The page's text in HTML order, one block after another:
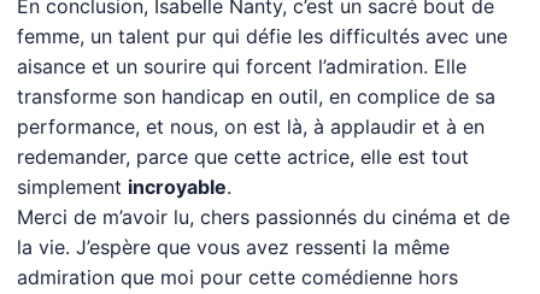
En conclusion, Isabelle Nanty, c’est un sacré bout de
femme, un talent pur qui défie les difficultés avec une
aisance et un sourire qui forcent l’admiration. Elle
transforme son handicap en outil, en complice de sa
performance, et nous, on est là, à applaudir et à en
redemander, parce que cette actrice, elle est tout
simplement incroyable.
Merci de m’avoir lu, chers passionnés du cinéma et de
la vie. J’espère que vous avez ressenti la même
admiration que moi pour cette comédienne hors